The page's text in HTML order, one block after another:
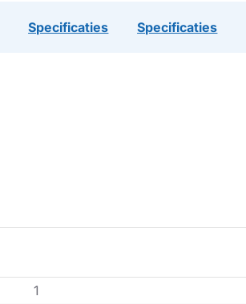
Specificaties Specificaties
1